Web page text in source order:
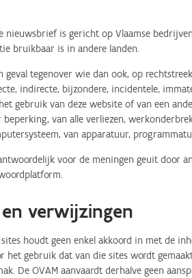
nieuwsbrief is gericht op Vlaamse
bruikbaar is in andere landen.
geval tegenover wie dan ook, op
indirecte, bijzondere, incidentele,
gebruik van deze website of van een
van alle verliezen,
van apparatuur,
voor de meningen geuit door
verwijzingen
houdt geen enkel akkoord in met de
het gebruik dat van die sites wordt
De OVAM aanvaardt derhalve geen